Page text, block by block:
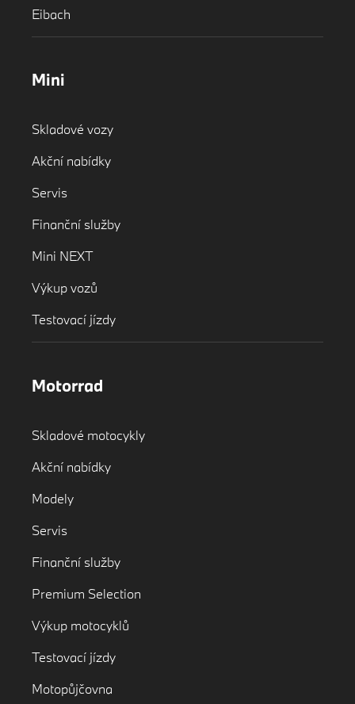
Eibach
Mini
Skladové vozy
Akční nabídky
Servis
Finanční služby
Mini NEXT
Výkup vozů
Testovací jízdy
Motorrad
Skladové motocykly
Akční nabídky
Modely
Servis
Finanční služby
Premium Selection
Výkup motocyklů
Testovací jízdy
Motopůjčovna